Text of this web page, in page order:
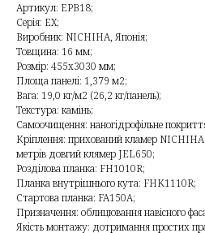
Артикул: EPB18;
Серія: EX;
Виробник: NICHIHA, Японія;
Товщина: 16 мм;
Розмір: 455х3030 мм;
Площа панелі: 1,379 м2;
Вага: 19,0 кг/м2 (26,2 кг/панель);
Текстура: камінь;
Самоочищення: наногідрофільне
Кріплення: прихований кламер NICHIHA
метрів довгий клямер JEL650;
Розділова планка: FH1010R;
Планка внутрішнього кута: FHK1110R;
Стартова планка: FA150A;
Призначення: облицювання навісного
Якість монтажу: дотримання простих